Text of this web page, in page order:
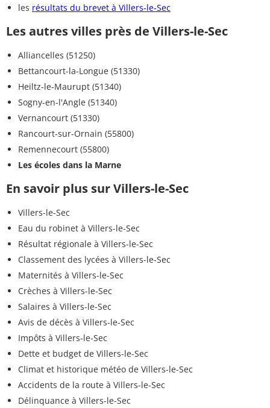
les résultats du brevet à Villers-le-Sec
Les autres villes près de Villers-le-Sec
Alliancelles (51250)
Bettancourt-la-Longue (51330)
Heiltz-le-Maurupt (51340)
Sogny-en-l'Angle (51340)
Vernancourt (51330)
Rancourt-sur-Ornain (55800)
Remennecourt (55800)
Les écoles dans la Marne
En savoir plus sur Villers-le-Sec
Villers-le-Sec
Eau du robinet à Villers-le-Sec
Résultat régionale à Villers-le-Sec
Classement des lycées à Villers-le-Sec
Maternités à Villers-le-Sec
Crèches à Villers-le-Sec
Salaires à Villers-le-Sec
Avis de décès à Villers-le-Sec
Impôts à Villers-le-Sec
Dette et budget de Villers-le-Sec
Climat et historique météo de Villers-le-Sec
Accidents de la route à Villers-le-Sec
Délinquance à Villers-le-Sec